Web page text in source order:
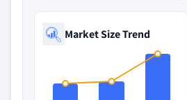
Market Size Trend